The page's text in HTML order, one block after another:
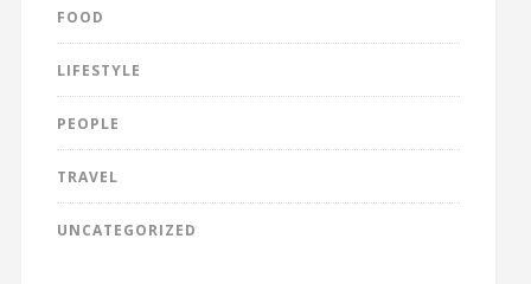
FOOD
LIFESTYLE
PEOPLE
TRAVEL
UNCATEGORIZED